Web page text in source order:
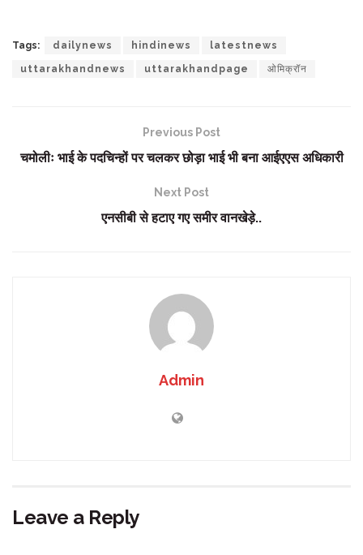
Tags: dailynews hindinews latestnews
uttarakhandnews uttarakhandpage ओमिक्रॉन
Previous Post
चमोलीः भाई के पदचिन्हों पर चलकर छोड़ा भाई भी बना आईएएस अधिकारी
Next Post
एनसीबी से हटाए गए समीर वानखेड़े..
Admin
Leave a Reply